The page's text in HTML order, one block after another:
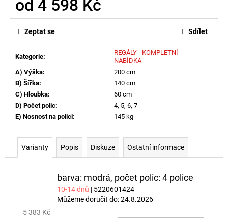
od 4 598 Kč
Měrná
Kategorie:
REGÁLY - KOMPLETNÍ
NABÍDKA
A) Výška:
200 cm
B) Šířka:
140 cm
C) Hloubka:
60 cm
D) Počet polic:
4, 5, 6, 7
E) Nosnost na polici: 145 kg
Zeptat se Sdílet
Varianty Popis Diskuze Ostatní informace
barva: modrá, počet polic: 4 police
10-14 dnů | 5220601424
Můžeme doručit do:24.8.2026
5 383 Kč